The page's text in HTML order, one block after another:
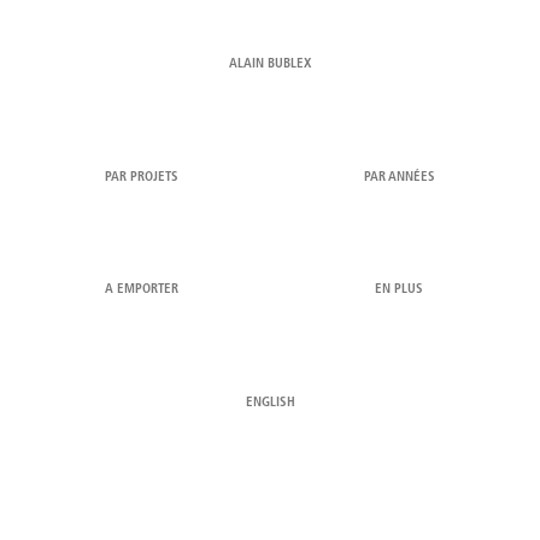
ALAIN BUBLEX
PAR PROJETS PAR ANNÉES
A EMPORTER EN PLUS
ENGLISH